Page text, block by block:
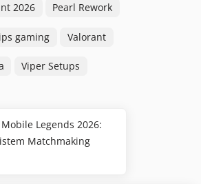
2026 Pearl Rework
gaming Valorant
Viper Setups
Legends 2026:
Matchmaking